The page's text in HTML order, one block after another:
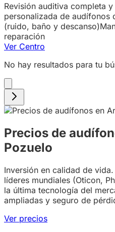
Revisión auditiva completa
personalizada de audífonos
(ruido, baño y descanso)
reparación
Ver Centro
No hay resultados para tu
Precios de
Pozuelo
Inversión en calidad de
líderes mundiales (Oticon,
la última tecnología del
ampliadas y seguro de
Ver precios